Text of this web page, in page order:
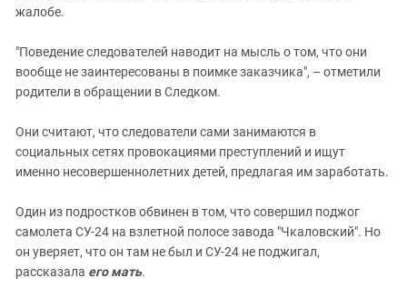
жалобе.
"Поведение следователей наводит на мысль о том, что они
вообще не заинтересованы в поимке заказчика", – отметили
родители в обращении в Следком.
Они считают, что следователи сами занимаются в
социальных сетях провокациями преступлений и ищут
именно несовершеннолетних детей, предлагая им заработать.
Один из подростков обвинен в том, что совершил поджог
самолета СУ-24 на взлетной полосе завода "Чкаловский". Но
он уверяет, что он там не был и СУ-24 не поджигал,
рассказала его мать.